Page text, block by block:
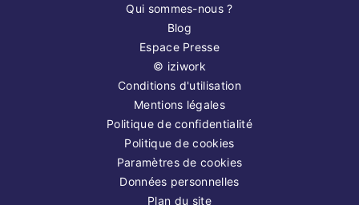
Qui sommes-nous ?
Blog
Espace Presse
© iziwork
Conditions d'utilisation
Mentions légales
Politique de confidentialité
Politique de cookies
Paramètres de cookies
Données personnelles
Plan du site